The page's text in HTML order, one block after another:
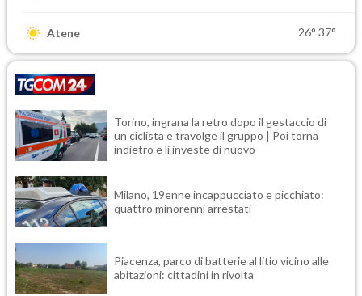
Atene 26° 37°
Torino, ingrana la retro dopo il gestaccio di
un ciclista e travolge il gruppo | Poi torna
indietro e li investe di nuovo
Milano, 19enne incappucciato e picchiato:
quattro minorenni arrestati
Piacenza, parco di batterie al litio vicino alle
abitazioni: cittadini in rivolta